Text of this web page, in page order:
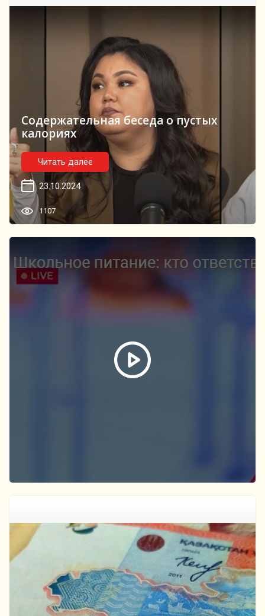
Содержательная беседа о пустых
калориях
Читать далее
23.10.2024
1107